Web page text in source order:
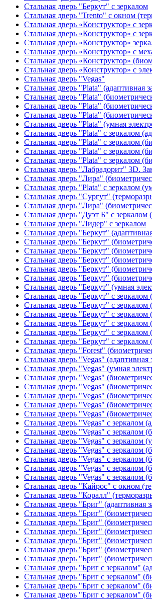
Стальная дверь "Беркут" с зеркалом
Стальная дверь "Trento" с окном
Стальная дверь «Конструктор» с
Стальная дверь «Конструктор» с
Стальная дверь «Конструктор»
Стальная дверь «Конструктор» с
Стальная дверь «Конструктор»
Стальная дверь «Конструктор» с
Стальная дверь "Vegas"
Стальная дверь "Plata" (адаптивная
Стальная дверь "Plata"
Стальная дверь "Plata"
Стальная дверь "Plata"
Стальная дверь "Plata" (умная
Стальная дверь "Plata" с зеркалом
Стальная дверь "Plata" с зеркалом
Стальная дверь "Plata" с зеркалом
Стальная дверь "Plata" с зеркалом
Стальная дверь "Лабрадорит" 3D.
Стальная дверь "Лира"
Стальная дверь "Plata" с зеркалом
Стальная дверь "Сургут"
Стальная дверь "Лира"
Стальная дверь "Дуэт Б" с
Стальная дверь "Лидер" с зеркалом
Стальная дверь "Беркут"
Стальная дверь "Беркут"
Стальная дверь "Беркут"
Стальная дверь "Беркут"
Стальная дверь "Беркут"
Стальная дверь "Беркут"
Стальная дверь "Беркут" (умная
Стальная дверь "Беркут" с
Стальная дверь "Беркут" с
Стальная дверь "Беркут" с
Стальная дверь "Беркут" с
Стальная дверь "Беркут" с
Стальная дверь "Беркут" с
Стальная дверь "Forest"
Стальная дверь "Vegas" (адаптивная
Стальная дверь "Vegas" (умная
Стальная дверь "Vegas"
Стальная дверь "Vegas"
Стальная дверь "Vegas"
Стальная дверь "Vegas"
Стальная дверь "Vegas"
Стальная дверь "Vegas" с зеркалом
Стальная дверь "Vegas" с зеркалом
Стальная дверь "Vegas" с зеркалом
Стальная дверь "Vegas" с зеркалом
Стальная дверь "Vegas" с зеркалом
Стальная дверь "Vegas" с зеркалом
Стальная дверь "Vegas" с зеркалом
Стальная дверь "Кайрос" с окном
Стальная дверь "Коралл"
Стальная дверь "Бриг" (адаптивная
Стальная дверь "Бриг"
Стальная дверь "Бриг"
Стальная дверь "Бриг"
Стальная дверь "Бриг"
Стальная дверь "Бриг"
Стальная дверь "Бриг"
Стальная дверь "Бриг с зеркалом"
Стальная дверь "Бриг с зеркалом"
Стальная дверь "Бриг с зеркалом"
Стальная дверь "Бриг с зеркалом"